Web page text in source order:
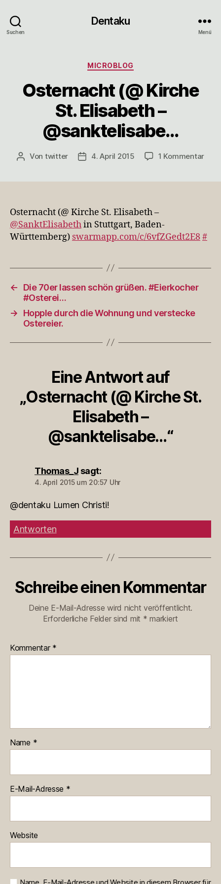
Suchen
Dentaku
Menü
Kategorien
MICROBLOG
Osternacht (@ Kirche
St. Elisabeth –
@sanktelisabe…
Beitragsautor
Von twitter Veröffentlichungsdatum
4. April 2015 1 Kommentarzu
Osternacht (@ Kirche St. Elisabeth –
@SanktElisabethin Stuttgart, Baden-
Württemberg) swarmapp.com/c/6vfZGedt2E8#
←
Die 70er lassen schön grüßen. #Eierkocher
#Osterei…
→
Hopple durch die Wohnung und verstecke
Ostereier.
Eine Antwort auf
„Osternacht (@ Kirche St.
Elisabeth –
@sanktelisabe…“
Thomas_J sagt:
4. April 2015 um 20:57 Uhr
@dentaku Lumen Christi!
Antworten
Schreibe einen Kommentar
Deine E-Mail-Adresse wird nicht veröffentlicht.
Erforderliche Felder sind mit * markiert
Kommentar *
Name *
E-Mail-Adresse *
Website
Name, E-Mail-Adresse und Website in diesem Browser für